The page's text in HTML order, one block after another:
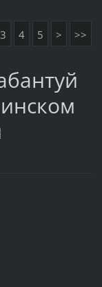
3 4 5 > >>